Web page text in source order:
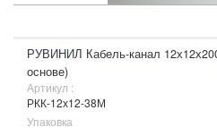
РУВИНИЛ Кабель-канал
основе)
Артикул :
РКК-12х12-38М
Упаковка